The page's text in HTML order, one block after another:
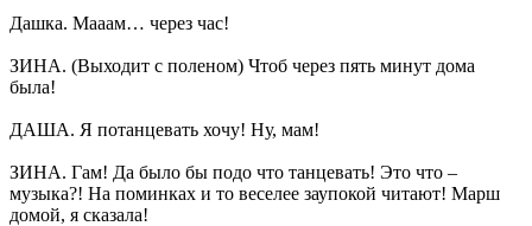
Дашка. Мааам… через час!
ЗИНА. (Выходит с поленом) Чтоб через пять минут дома
была!
ДАША. Я потанцевать хочу! Ну, мам!
ЗИНА. Гам! Да было бы подо что танцевать! Это что –
музыка?! На поминках и то веселее заупокой читают! Марш
домой, я сказала!